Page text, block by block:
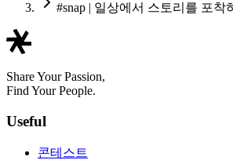
#snap | 일상에서 스토리를 포착
Share Your Passion,
Find Your People.
Useful
콘테스트